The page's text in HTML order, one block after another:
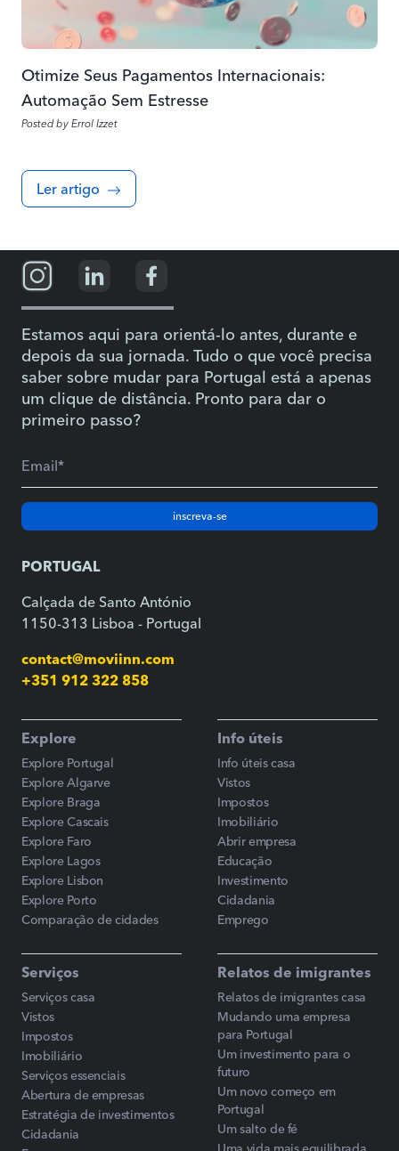
Otimize Seus Pagamentos Internacionais:
Automação Sem Estresse
Posted by Errol Izzet
Ler artigo
Estamos aqui para orientá-lo antes, durante e
depois da sua jornada. Tudo o que você precisa
saber sobre mudar para Portugal está a apenas
um clique de distância. Pronto para dar o
primeiro passo?
inscreva-se
PORTUGAL
Calçada de Santo António
1150-313 Lisboa - Portugal
contact@moviinn.com
+351 912 322 858
Explore
Explore Portugal
Explore Algarve
Explore Braga
Explore Cascais
Explore Faro
Explore Lagos
Explore Lisbon
Explore Porto
Comparação de cidades
Info úteis
Info úteis casa
Vistos
Impostos
Imobiliário
Abrir empresa
Educação
Investimento
Cidadania
Emprego
Serviços
Serviços casa
Vistos
Impostos
Imobiliário
Serviços essenciais
Abertura de empresas
Estratégia de investimentos
Cidadania
Relatos de imigrantes
Relatos de imigrantes casa
Mudando uma empresa
para Portugal
Um investimento para o
futuro
Um novo começo em
Portugal
Um salto de fé